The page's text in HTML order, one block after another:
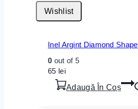
Wishlist
Inel Argint Diamond Shape
0 out of 5
65 lei
Adaugă În Coș